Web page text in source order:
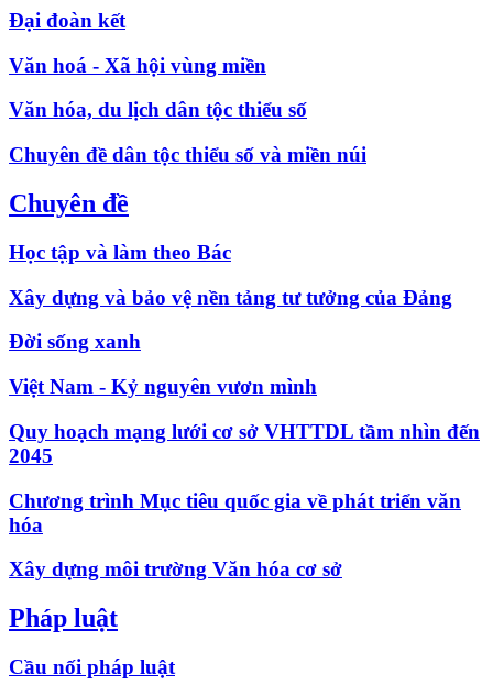
Đại đoàn kết
Văn hoá - Xã hội vùng miền
Văn hóa, du lịch dân tộc thiểu số
Chuyên đề dân tộc thiểu số và miền núi
Chuyên đề
Học tập và làm theo Bác
Xây dựng và bảo vệ nền tảng tư tưởng của Đảng
Đời sống xanh
Việt Nam - Kỷ nguyên vươn mình
Quy hoạch mạng lưới cơ sở VHTTDL tầm nhìn đến
2045
Chương trình Mục tiêu quốc gia về phát triển văn
hóa
Xây dựng môi trường Văn hóa cơ sở
Pháp luật
Cầu nối pháp luật